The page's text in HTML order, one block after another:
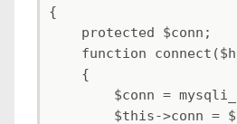
{
    protected $conn;
function
    {
$conn =
$this->conn =